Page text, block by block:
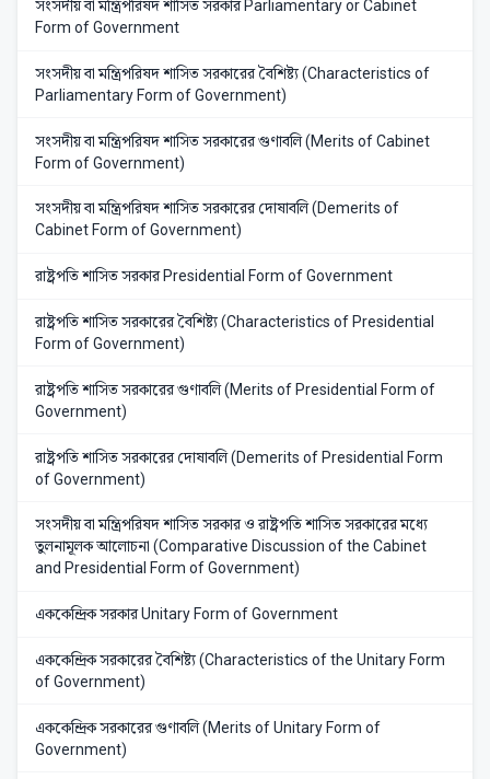
সংসদীয় বা মন্ত্রিপরিষদ শাসিত সরকার Parliamentary or Cabinet
Form of Government
সংসদীয় বা মন্ত্রিপরিষদ শাসিত সরকারের বৈশিষ্ট্য (Characteristics of
Parliamentary Form of Government)
সংসদীয় বা মন্ত্রিপরিষদ শাসিত সরকারের গুণাবলি (Merits of Cabinet
Form of Government)
সংসদীয় বা মন্ত্রিপরিষদ শাসিত সরকারের দোষাবলি (Demerits of
Cabinet Form of Government)
রাষ্ট্রপতি শাসিত সরকার Presidential Form of Government
রাষ্ট্রপতি শাসিত সরকারের বৈশিষ্ট্য (Characteristics of Presidential
Form of Government)
রাষ্ট্রপতি শাসিত সরকারের গুণাবলি (Merits of Presidential Form of
Government)
রাষ্ট্রপতি শাসিত সরকারের দোষাবলি (Demerits of Presidential Form
of Government)
সংসদীয় বা মন্ত্রিপরিষদ শাসিত সরকার ও রাষ্ট্রপতি শাসিত সরকারের মধ্যে
তুলনামূলক আলোচনা (Comparative Discussion of the Cabinet
and Presidential Form of Government)
এককেন্দ্রিক সরকার Unitary Form of Government
এককেন্দ্রিক সরকারের বৈশিষ্ট্য (Characteristics of the Unitary Form
of Government)
এককেন্দ্রিক সরকারের গুণাবলি (Merits of Unitary Form of
Government)